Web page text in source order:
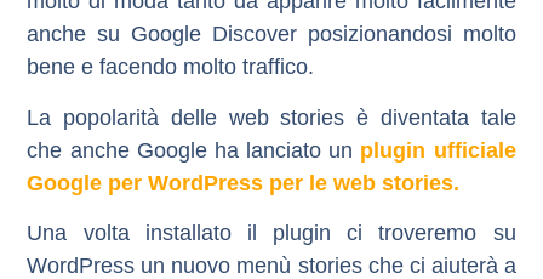
anche su Google Discover posizionandosi molto
bene e facendo molto traffico.
La popolarità delle web stories è diventata tale
che anche Google ha lanciato un plugin ufficiale
Google per WordPress per le web stories.
Una volta installato il plugin ci troveremo su
WordPress un nuovo menù stories che ci aiuterà a